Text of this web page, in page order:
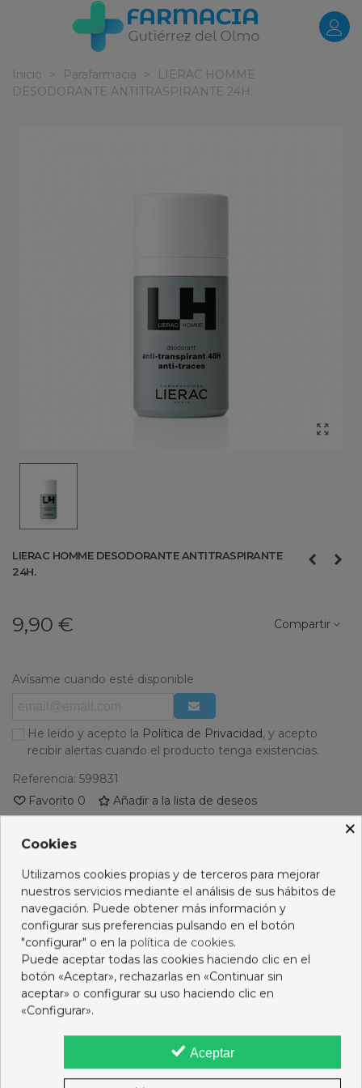
Inicio > Parafarmacia >
LIERAC HOMME
DESODORANTE ANTITRASPIRANTE 24H.
LIERAC HOMME DESODORANTE ANTITRASPIRANTE
24H.
9,90 € Compartir
Avísame cuando esté disponible
He leído y acepto la Política de Privacidad, y acepto
recibir alertas cuando el producto tenga existencias.
Referencia: 599831
Favorito 0 Añadir a la lista de deseos
PRODUCTOS RELACIONADOS
No hay artículos
Opiniones
16 OTROS PRODUCTOS DE LA MISMA CATEGORÍA:
×
Cookies
Utilizamos cookies propias y de terceros para mejorar
nuestros servicios mediante el análisis de sus hábitos de
navegación. Puede obtener más información y
configurar sus preferencias pulsando en el botón
"configurar" o en la política de cookies.
Puede aceptar todas las cookies haciendo clic en el
botón «Aceptar», rechazarlas en «Continuar sin
aceptar» o configurar su uso haciendo clic en
«Configurar».
Aceptar